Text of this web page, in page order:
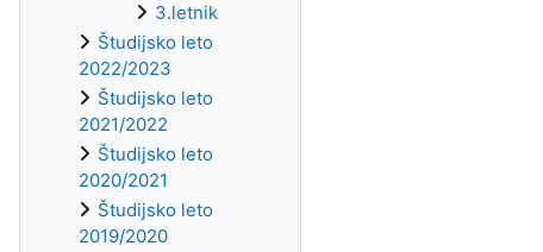
3.letnik
Študijsko leto
2022/2023
Študijsko leto
2021/2022
Študijsko leto
2020/2021
Študijsko leto
2019/2020